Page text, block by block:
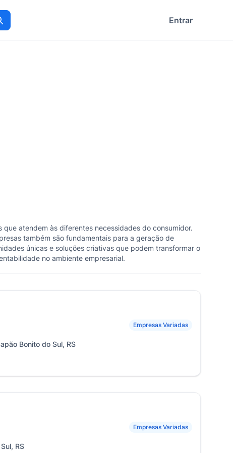
Entrar
atendem às diferentes necessidades do consumidor.
também são fundamentais para a geração de
únicas e soluções criativas que podem transformar o
no ambiente empresarial.
Empresas Variadas
Bonito do Sul, RS
Empresas Variadas
RS